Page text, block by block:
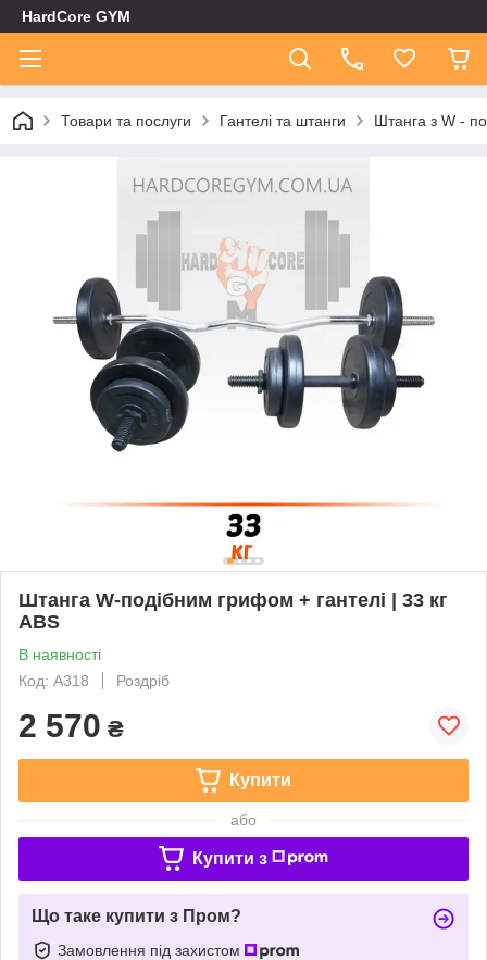
HardCore GYM
Товари та послуги Гантелі та штанги Штанга з W -
Штанга W-подібним грифом + гантелі | 33 кг
ABS
В наявності
Код: А318
Роздріб
2 570 ₴
Купити
або
Купити з
Що таке купити з Пром?
Замовлення під захистом